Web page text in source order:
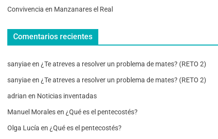
Convivencia en Manzanares el Real
Comentarios recientes
sanyiaeen ¿Te atreves a resolver un problema de mates? (RETO 2)
sanyiaeen ¿Te atreves a resolver un problema de mates? (RETO 2)
adrian en Noticias inventadas
Manuel Moralesen ¿Qué es el pentecostés?
Olga Lucía en ¿Qué es el pentecostés?